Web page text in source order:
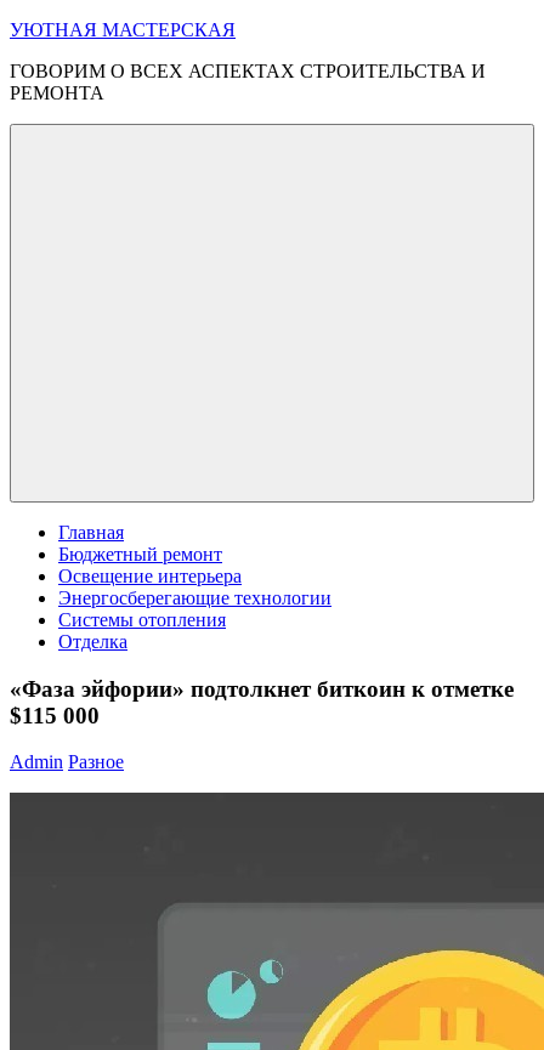
Перейти
содержимому
УЮТНАЯ МАСТЕРСКАЯ
ГОВОРИМ О ВСЕХ АСПЕКТАХ СТРОИТЕЛЬСТВА И
РЕМОНТА
Главная
Бюджетный ремонт
Освещение интерьера
Энергосберегающие технологии
Системы отопления
Отделка
«Фаза эйфории» подтолкнет биткоин к отметке
$115 000
Admin Разное